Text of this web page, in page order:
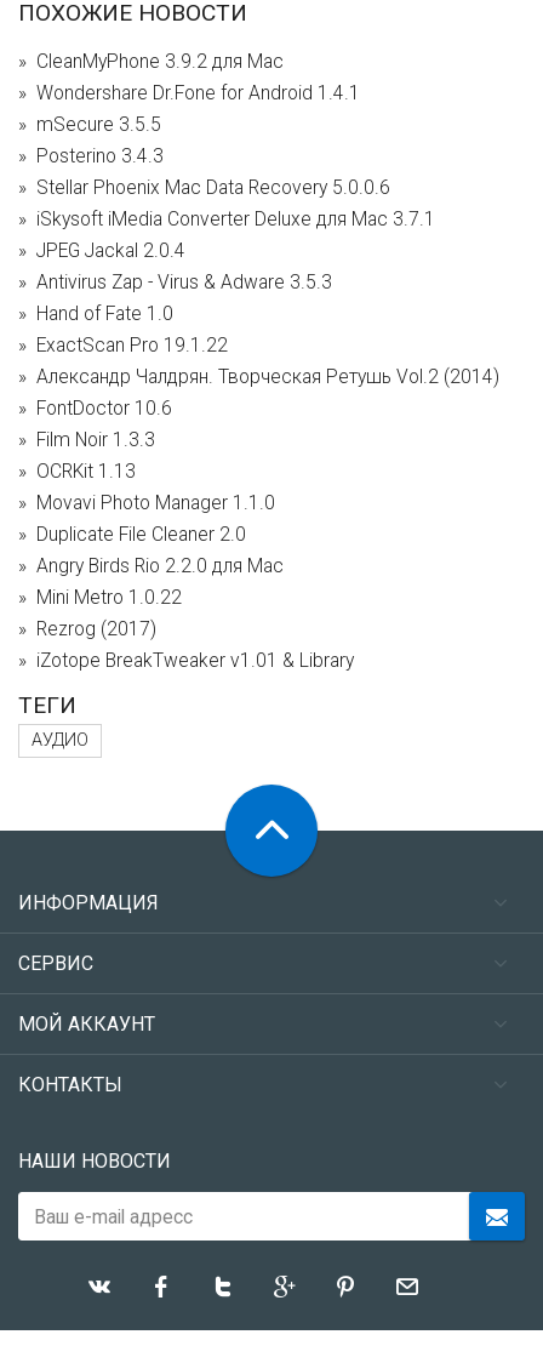
ПОХОЖИЕ НОВОСТИ
CleanMyPhone 3.9.2 для Mac
Wondershare Dr.Fone for Android 1.4.1
mSecure 3.5.5
Posterino 3.4.3
Stellar Phoenix Mac Data Recovery 5.0.0.6
iSkysoft iMedia Converter Deluxe для Mac 3.7.1
JPEG Jackal 2.0.4
Antivirus Zap - Virus & Adware 3.5.3
Hand of Fate 1.0
ExactScan Pro 19.1.22
Александр Чалдрян. Творческая Ретушь Vol.2 (2014)
FontDoctor 10.6
Film Noir 1.3.3
OCRKit 1.13
Movavi Photo Manager 1.1.0
Duplicate File Cleaner 2.0
Angry Birds Rio 2.2.0 для Mac
Mini Metro 1.0.22
Rezrog (2017)
iZotope BreakTweaker v1.01 & Library
ТЕГИ
АУДИО
ИНФОРМАЦИЯ
СЕРВИС
МОЙ АККАУНТ
КОНТАКТЫ
НАШИ НОВОСТИ